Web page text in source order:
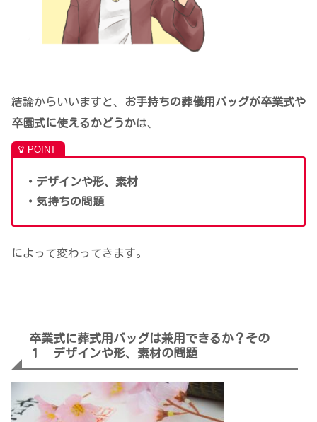
結論からいいますと、
お手持ちの葬儀用バッグが卒業式や
卒園式に使えるかどうかは、
・デザインや形、素材
・気持ちの問題
によって変わってきます。
卒業式に葬式用バッグは兼用できるか？その
１ デザインや形、素材の問題